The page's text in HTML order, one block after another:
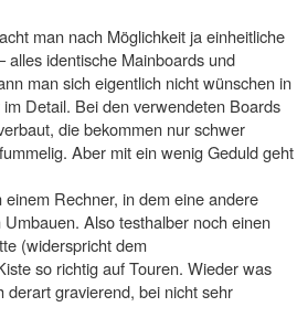
man nach Möglichkeit ja einheitliche
alles identische Mainboards und
man sich eigentlich nicht wünschen in
Detail. Bei den verwendeten Boards
die bekommen nur schwer
Aber mit ein wenig Geduld geht
Rechner, in dem eine andere
Also testhalber noch einen
(widerspricht dem
so richtig auf Touren. Wieder was
derart gravierend, bei nicht sehr